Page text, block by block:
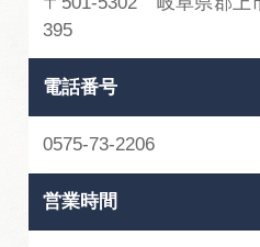
395
電話番号
0575-73-2206
営業時間